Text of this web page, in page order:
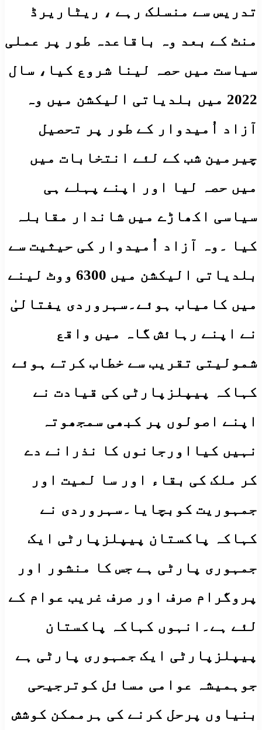
تدریس سے منسلک رہے ، ریٹاریرڈ
منٹ کے بعد وہ باقاعدہ طور پر عملی
سیاست میں حصہ لینا شروع کیا، سال
2022 میں بلدیاتی الیکشن میں وہ
آزاد اُمیدوار کے طور پر تحصیل
چیرمین شب کے لئے انتخابات میں
میں حصہ لیا اور اپنے پہلے ہی
سیاسی اکھاڑے میں شاندار مقابلہ
کیا ۔وہ آزاد اُمیدوار کی حیثیت سے
بلدیاتی الیکشن میں 6300 ووٹ لینے
میں کامیاب ہوئے۔سہروردی یفتالیٰ
نے اپنے رہائش گاہ میں واقع
شمولیتی تقریب سے خطاب کرتے ہوئے
کہاکہ پیپلزپارٹی کی قیادت نے
اپنے اصولوں پر کبھی سمجھوتہ
نہیں کیااورجانوں کا نذرانے دے
کر ملک کی بقاء اور سا لمیت اور
جمہوریت کوبچایا۔سہروردی نے
کہاکہ پاکستان پیپلزپارٹی ایک
جمہوری پارٹی ہے جس کا منشور اور
پروگرام صرف اور صرف غریب عوام کے
لئے ہے۔انہوں کہاکہ پاکستان
پیپلزپارٹی ایک جمہوری پارٹی ہے
جوہمیشہ عوامی مسائل کوترجیحی
بنیاوں پرحل کرنے کی ہرممکن کوشش